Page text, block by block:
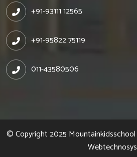
+91-93111 12565
+91-95822 75119
011-43580506
© Copyright 2025 Mountainkidsschool
Webtechnosys